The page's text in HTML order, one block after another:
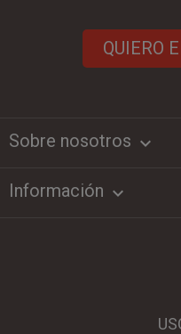
QUIERO
Sobre nosotros keyboard_arrow_down
Información 